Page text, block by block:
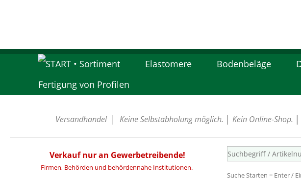
Elastomere Bodenbeläge
Fertigung von Profilen
Versandhandel │ Keine Selbstabholung möglich. │ Kein Online-Shop.
Verkauf nur an Gewerbetreibende!
Firmen, Behörden und behördennahe Institutionen.
Suche Starten = Enter /